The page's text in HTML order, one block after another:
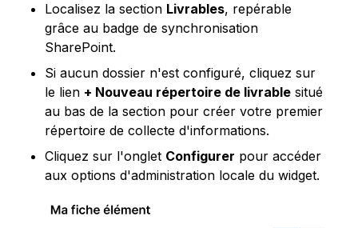
Localisez la section Livrables, repérable
grâce au badge de synchronisation
SharePoint.
Si aucun dossier n'est configuré, cliquez sur
le lien + Nouveau répertoire de livrable situé
au bas de la section pour créer votre premier
répertoire de collecte d'informations.
Cliquez sur l'onglet Configurer pour accéder
aux options d'administration locale du widget.